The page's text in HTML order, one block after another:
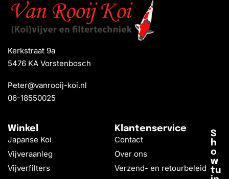
Kerkstraat 9a
5476 KA Vorstenbosch
Peter@vanrooij-koi.nl
06-18550025
Winkel
Japanse Koi
Vijveraanleg
Vijverfilters
Klantenservice
Contact
Over ons
Verzend- en retourbeleid
S
h
o
w
tu